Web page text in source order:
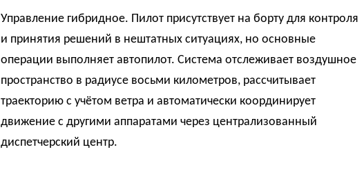
Управление гибридное. Пилот присутствует на борту для контроля
и принятия решений в нештатных ситуациях, но основные
операции выполняет автопилот. Система отслеживает воздушное
пространство в радиусе восьми километров, рассчитывает
траекторию с учётом ветра и автоматически координирует
движение с другими аппаратами через централизованный
диспетчерский центр.